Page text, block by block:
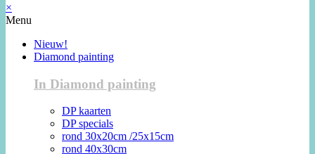
×
Menu
Nieuw!
Diamond painting
In Diamond painting
DP kaarten
DP specials
rond 30x20cm /25x15cm
rond 40x30cm